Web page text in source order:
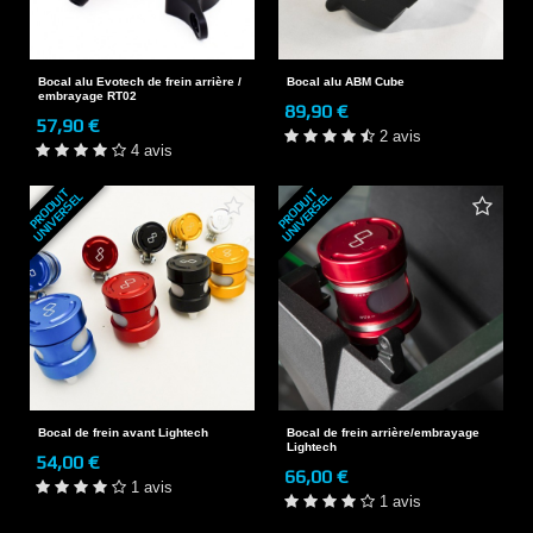
Bocal alu Evotech de frein arrière /
embrayage RT02
57,90 €
4 avis
Bocal alu ABM Cube
89,90 €
2 avis
P
R
O
D
U
I
T
U
N
I
V
E
R
S
E
L
Bocal de frein avant Lightech
54,00 €
1 avis
P
R
O
D
U
I
T
U
N
I
V
E
R
S
E
L
Bocal de frein arrière/embrayage
Lightech
66,00 €
1 avis